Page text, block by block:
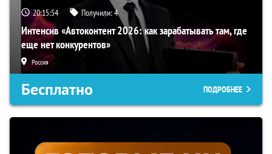
20:15:53 Получили:4
Интенсив «Автоконтент 2026: как зарабатывать там, где
еще нет конкурентов»
Россия
Бесплатно ПОДРОБНЕЕ